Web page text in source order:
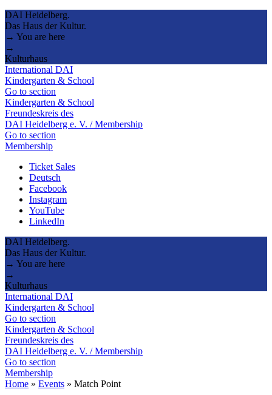
DAI Heidelberg.
Das Haus der Kultur.
→ You are here
→
Kulturhaus
International DAI
Kindergarten & School
Go to section
Kindergarten & School
Freundeskreis des
DAI Heidelberg e. V. / Membership
Go to section
Membership
Ticket Sales
Deutsch
Facebook
Instagram
YouTube
LinkedIn
DAI Heidelberg.
Das Haus der Kultur.
→ You are here
→
Kulturhaus
International DAI
Kindergarten & School
Go to section
Kindergarten & School
Freundeskreis des
DAI Heidelberg e. V. / Membership
Go to section
Membership
Home » Events » Match Point